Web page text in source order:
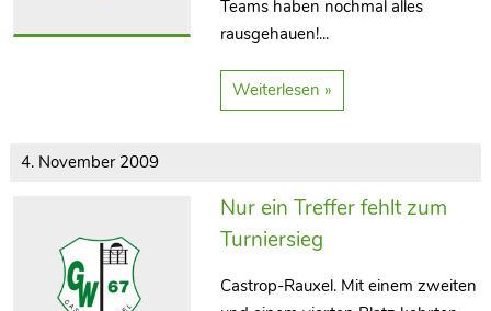
Teams haben nochmal alles
rausgehauen!...
Weiterlesen »
4. November 2009
Nur ein Treffer fehlt zum
Turniersieg
Castrop-Rauxel. Mit einem zweiten